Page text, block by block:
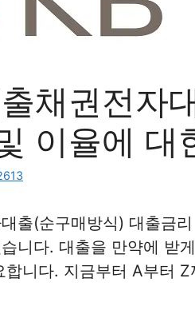
채권전자
이율에 대
출(순구매방식) 대출금
니다. 대출을 만약에 받
니다. 지금부터 A부터